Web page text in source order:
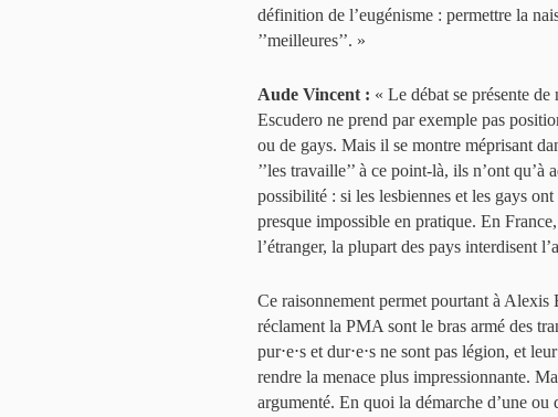
définition de l’eugénisme : permettre la
’’meilleures’’. »
Aude Vincent : « Le débat se présente de
Escudero ne prend par exemple pas
ou de gays. Mais il se montre méprisant
’’les travaille’’ à ce point-là, ils n’ont
possibilité : si les lesbiennes et les gays
presque impossible en pratique. En
l’étranger, la plupart des pays interdisent
Ce raisonnement permet pourtant à Alexis
réclament la PMA sont le bras armé des
pur⋅e⋅s et dur⋅e⋅s ne sont pas légion, et
rendre la menace plus impressionnante.
argumenté. En quoi la démarche d’une